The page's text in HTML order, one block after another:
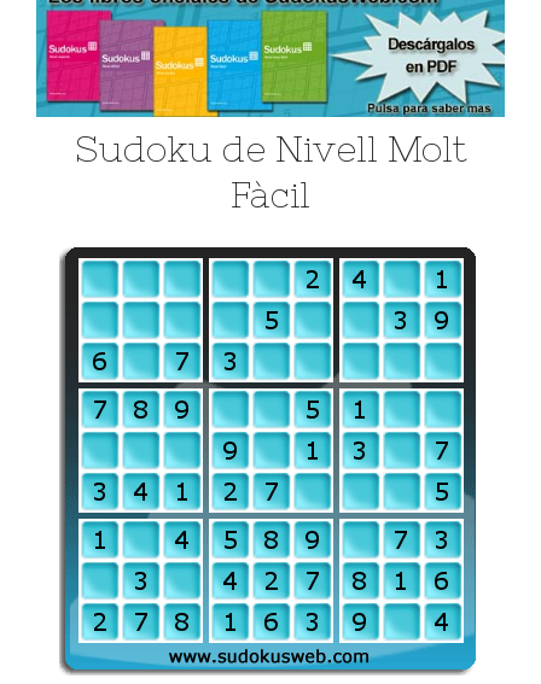
Sudoku de Nivell Molt
Fàcil